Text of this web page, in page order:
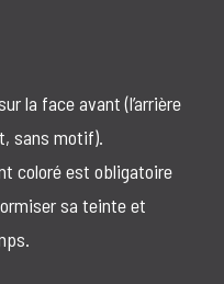
la face avant (l’arrière
sans motif).
coloré est obligatoire
sa teinte et